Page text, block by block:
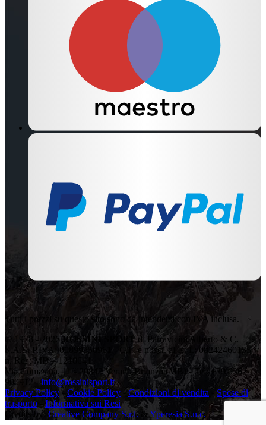
Tutti i prezzi su questo sito sono da intendersi con IVA inclusa.
© 1978 - 2026ROSSINI SPORT di Parravicini Alberto & C.
S.A.S. P.IVA: 00899350961 - C.F. e n.iscr. al R. I.: 08242460155 -
n. Rea: MB – 1210641
Via Comasina, 11 - 20843 Verano Brianza (MB) - Tel: +39 0362
900912 - info@rossinisport.it
Privacy Policy -Cookie Policy -Condizioni di vendita
Spese di
trasporto - Informativa sui Resi
Credits by: Creative Company S.r.l. &Yperesia S.n.c.